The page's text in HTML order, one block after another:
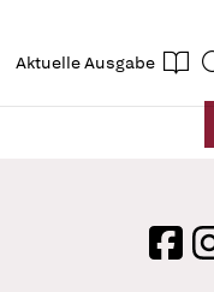
Aktuelle Ausgabe
login